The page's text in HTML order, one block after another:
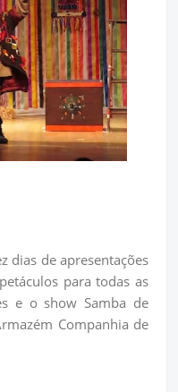
dias de apresentações
para todas as
e o show Samba de
Companhia de